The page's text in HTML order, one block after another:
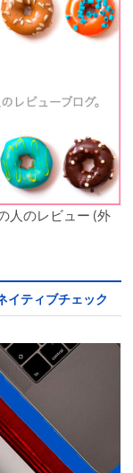
人のレビュー (外
イティブチェック